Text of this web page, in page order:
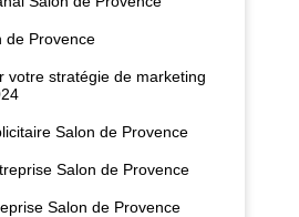
de Provence
votre stratégie de marketing
Salon de Provence
Salon de Provence
Salon de Provence